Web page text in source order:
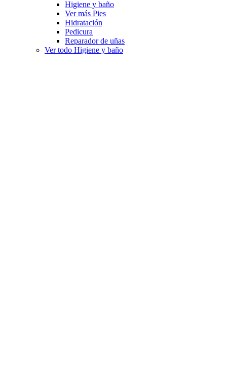
Higiene y baño
Ver más Pies
Hidratación
Pedicura
Reparador de uñas
Ver todo Higiene y baño